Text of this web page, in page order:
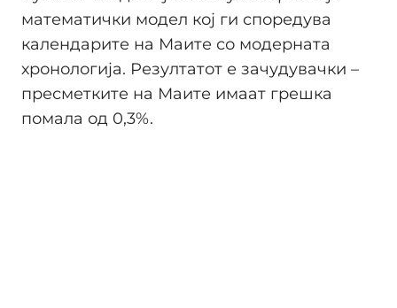
математички модел кој ги споредува
календарите на Маите со модерната
хронологија. Резултатот е зачудувачки –
пресметките на Маите имаат грешка
помала од 0,3%.